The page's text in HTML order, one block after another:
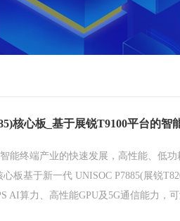
核心板_基于展锐T9100平台的智
能终端产业的快速发展，高性能、低
心板基于新一代 UNISOC P7885(展锐
AI算力、高性能GPU及5G通信能力，
等多种行业应用需求。